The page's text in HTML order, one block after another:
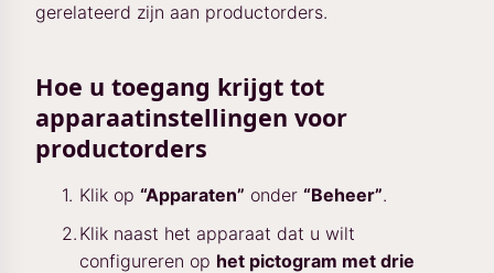
gerelateerd zijn aan productorders.
Hoe u toegang krijgt tot
apparaatinstellingen voor
productorders
Klik op “Apparaten” onder “Beheer”.
Klik naast het apparaat dat u wilt
configureren op het pictogram met drie